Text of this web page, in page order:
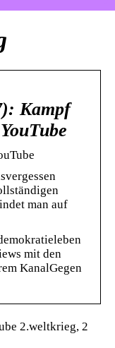
Kampf
man auf
mit den
KanalGegen
2.weltkrieg, 2